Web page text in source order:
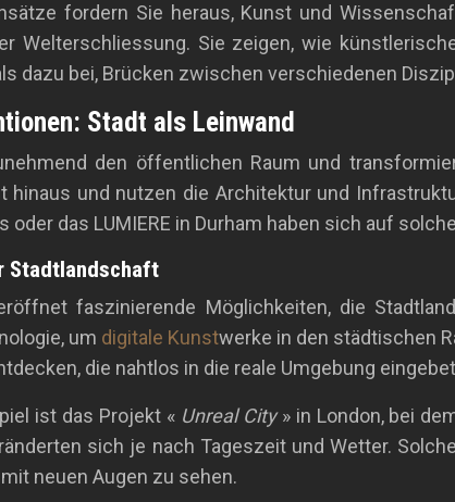
fordern Sie heraus, Kunst und
Welterschliessung. Sie zeigen, wie
dazu bei, Brücken zwischen verschiedenen
Stadt als Leinwand
den öffentlichen Raum und
hinaus und nutzen die Architektur und
oder das LUMIERE in Durham haben sich auf
Stadtlandschaft
faszinierende Möglichkeiten, die
um digitale Kunstwerke in den städtischen
die nahtlos in die reale Umgebung
ist das Projekt « Unreal City» in London, bei
sich je nach Tageszeit und Wetter.
neuen Augen zu sehen.